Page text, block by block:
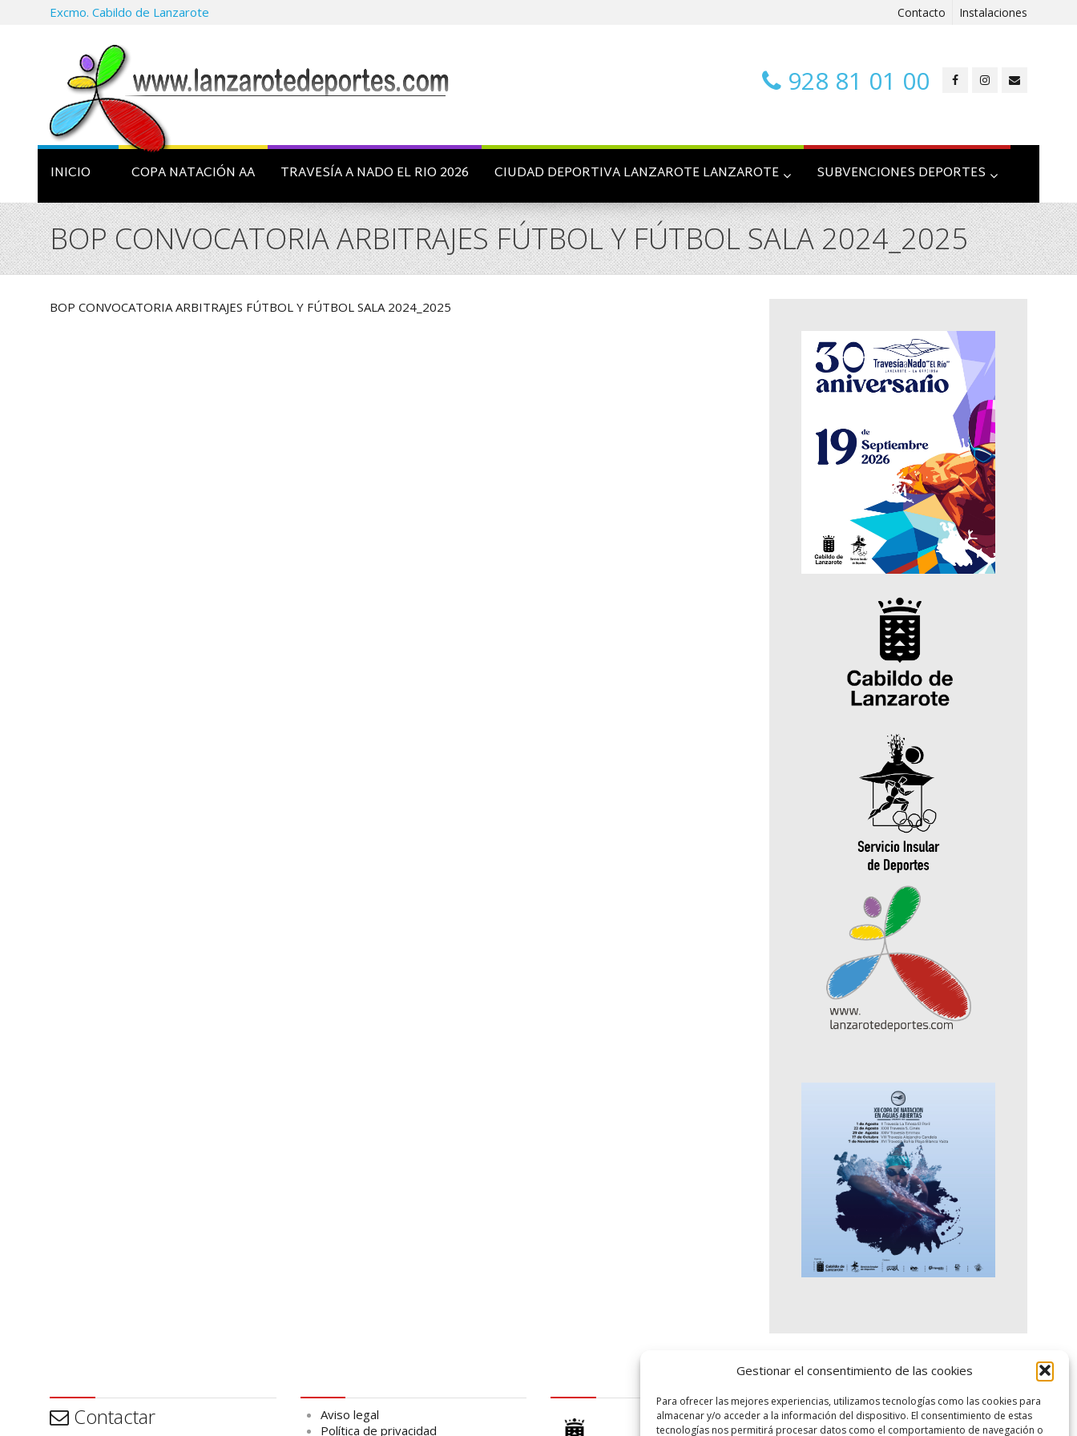
Gestionar el consentimiento de las cookies
Para ofrecer las mejores experiencias, utilizamos tecnologías como las cookies para
almacenar y/o acceder a la información del dispositivo. El consentimiento de estas
tecnologías nos permitirá procesar datos como el comportamiento de navegación o
Excmo. Cabildo de Lanzarote Contacto Instalaciones
928 81 01 00
INICIO COPA NATACIÓN AA TRAVESÍA A NADO EL RIO 2026 CIUDAD DEPORTIVA LANZAROTE LANZAROTE SUBVENCIONES DEPORTES
BOP CONVOCATORIA ARBITRAJES FÚTBOL Y FÚTBOL SALA 2024_2025
BOP CONVOCATORIA ARBITRAJES FÚTBOL Y FÚTBOL SALA 2024_2025
Contactar
Aviso legal
Política de privacidad
logo SID